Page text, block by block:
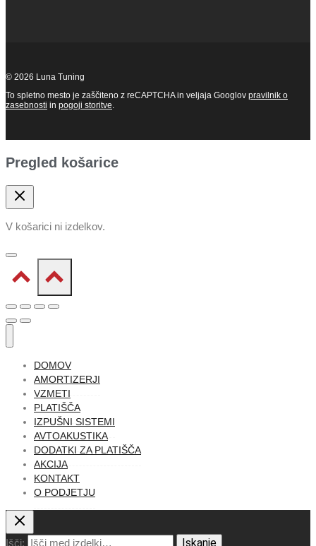
© 2026 Luna Tuning
To spletno mesto je zaščiteno z reCAPTCHA in veljaja Googlov pravilnik o
zasebnosti in pogoji storitve.
Pregled košarice
V košarici ni izdelkov.
DOMOV
AMORTIZERJI
VZMETI
PLATIŠČA
IZPUŠNI SISTEMI
AVTOAKUSTIKA
DODATKI ZA PLATIŠČA
AKCIJA
KONTAKT
O PODJETJU
Išči: Iskanje